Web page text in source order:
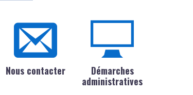
Nous contacter
Démarches
administratives